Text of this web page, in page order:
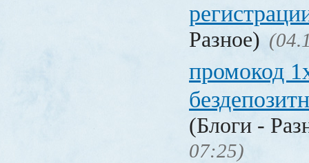
Разное)
промокод
(Блоги -
07:25)